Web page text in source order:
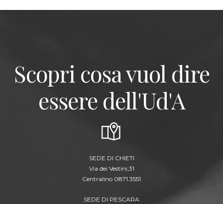
Scopri cosa vuol dire
essere dell'Ud'A
SEDE DI CHIETI
Via dei Vestini,31
Centralino 0871.3551
SEDE DI PESCARA